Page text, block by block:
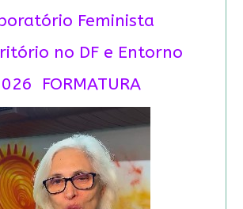
Feminista
no DF e Entorno
FORMATURA